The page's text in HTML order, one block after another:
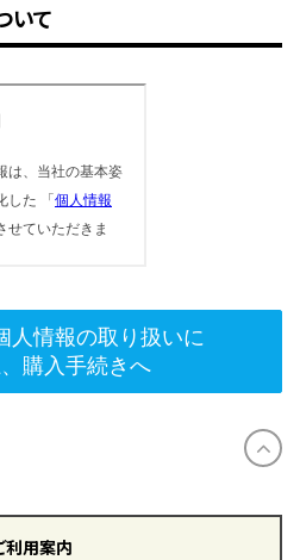
いて
人情報の取り扱いに
購入手続きへ
利用案内